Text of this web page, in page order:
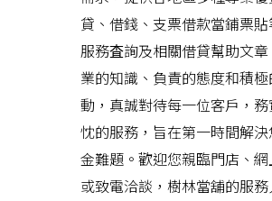
貸、借錢、支票借款當鋪票
服務査詢及相關借貸幫助文
業的知識、負責的態度和積
動，真誠對待每一位客戶，
忱的服務，旨在第一時間解
金難題。歡迎您親臨門店、
或致電洽談，樹林當舖的服